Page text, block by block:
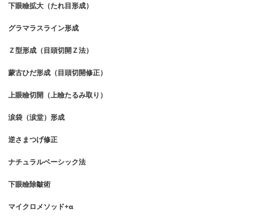
下眼瞼拡大（たれ目形成）
グラマラスライン形成
Ｚ型形成（目頭切開Ｚ法）
蒙古ひだ形成（目頭切開修正）
上眼瞼切開（上瞼たるみ取り）
涙袋（涙堂）形成
逆さまつげ修正
ナチュラルベーシック法
下眼瞼除皺術
マイクロメソッド+α